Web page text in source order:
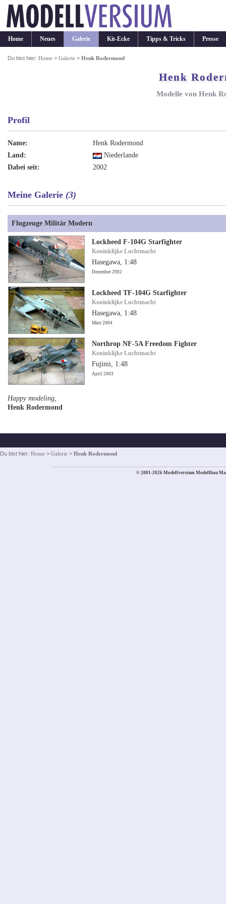
Home Neues Galerie Kit-Ecke Tipps & Tricks Presse
Du bist hier:Home >Galerie >Henk Rodermond
Henk
Modelle von Henk
Profil
Name:
Henk Rodermond
Land:
Niederlande
Dabei seit:
2002
Meine Galerie (3)
Flugzeuge Militär Modern
Lockheed F-104G Starfighter
Koninklijke Luchtmacht
Hasegawa, 1:48
Dezember 2002
Lockheed TF-104G Starfighter
Koninklijke Luchtmacht
Hasegawa, 1:48
März 2004
Northrop NF-5A Freedom Fighter
Koninklijke Luchtmacht
Fujimi, 1:48
April 2003
Happy modeling,
Henk Rodermond
Du bist hier: Home > Galerie > Henk Rodermond
© 2001-2026 Modellversium Modellbau